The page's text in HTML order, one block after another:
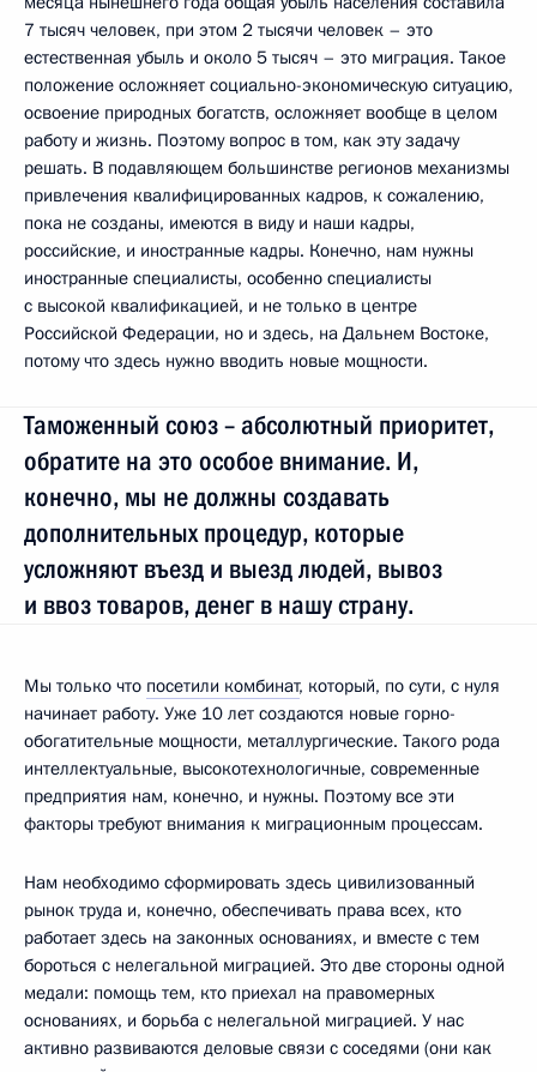
7 тысяч человек, при этом 2 тысячи человек – это
естественная убыль и около 5 тысяч – это миграция. Такое
положение осложняет социально-экономическую ситуацию,
освоение природных богатств, осложняет вообще в целом
работу и жизнь. Поэтому вопрос в том, как эту задачу
решать. В подавляющем большинстве регионов механизмы
привлечения квалифицированных кадров, к сожалению,
пока не созданы, имеются в виду и наши кадры,
российские, и иностранные кадры. Конечно, нам нужны
иностранные специалисты, особенно специалисты
с высокой квалификацией, и не только в центре
Российской Федерации, но и здесь, на Дальнем Востоке,
потому что здесь нужно вводить новые мощности.
Таможенный союз – абсолютный приоритет,
обратите на это особое внимание. И,
конечно, мы не должны создавать
дополнительных процедур, которые
усложняют въезд и выезд людей, вывоз
и ввоз товаров, денег в нашу страну.
Мы только что посетили комбинат, который, по сути, с нуля
начинает работу. Уже 10 лет создаются новые горно-
обогатительные мощности, металлургические. Такого рода
интеллектуальные, высокотехнологичные, современные
предприятия нам, конечно, и нужны. Поэтому все эти
факторы требуют внимания к миграционным процессам.
Нам необходимо сформировать здесь цивилизованный
рынок труда и, конечно, обеспечивать права всех, кто
работает здесь на законных основаниях, и вместе с тем
бороться с нелегальной миграцией. Это две стороны одной
медали: помощь тем, кто приехал на правомерных
основаниях, и борьба с нелегальной миграцией. У нас
активно развиваются деловые связи с соседями (они как